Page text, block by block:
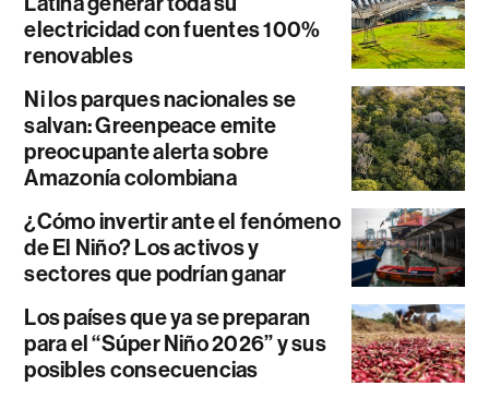
electricidad con fuentes 100%
renovables
Ni los parques nacionales se
salvan: Greenpeace emite
preocupante alerta sobre
Amazonía colombiana
¿Cómo invertir ante el fenómeno
de El Niño? Los activos y
sectores que podrían ganar
Los países que ya se preparan
para el “Súper Niño 2026” y sus
posibles consecuencias